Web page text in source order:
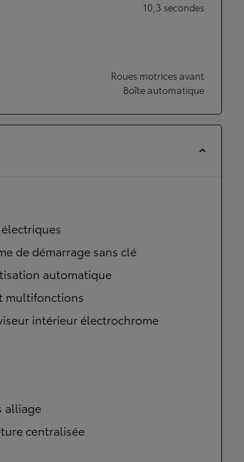
10,3 secondes
Roues motrices avant
Boîte automatique
de démarrage sans clé
automatique
multifonctions
intérieur électrochrome
alliage
centralisée